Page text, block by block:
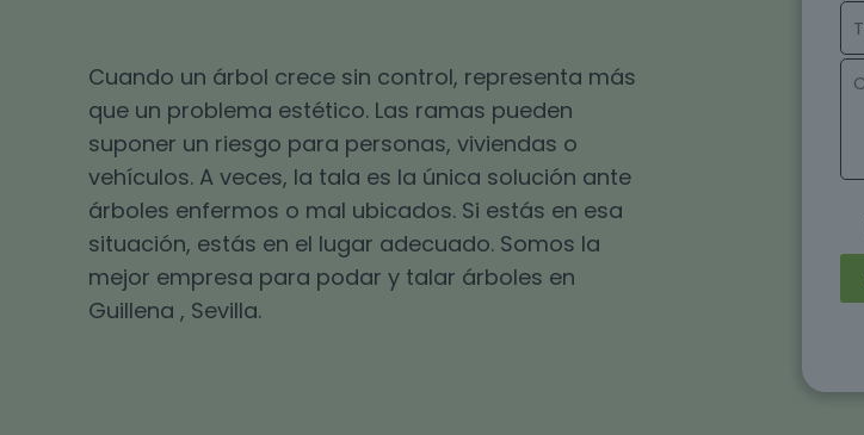
Cuando un árbol crece sin control, representa más
que un problema estético. Las ramas pueden
suponer un riesgo para personas, viviendas o
vehículos. A veces, la tala es la única solución ante
árboles enfermos o mal ubicados. Si estás en esa
situación, estás en el lugar adecuado. Somos la
mejor empresa para podar y talar árboles en
Guillena , Sevilla.